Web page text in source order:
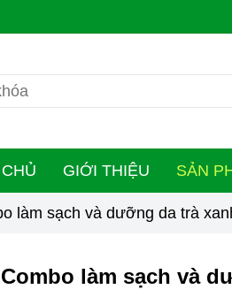
GIỚI THIỆU SẢN
làm sạch và dưỡng da trà
Combo làm sạch và